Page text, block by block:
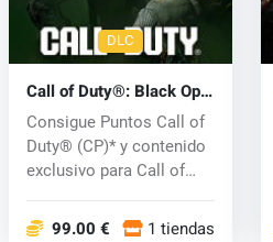
DLC
Call of Duty®: Black Ops
7 - BlackCell (Season
04) (PC) key
Consigue Puntos Call of
Duty® (CP)* y contenido
exclusivo para Call of
99.00 € 1 tiendas